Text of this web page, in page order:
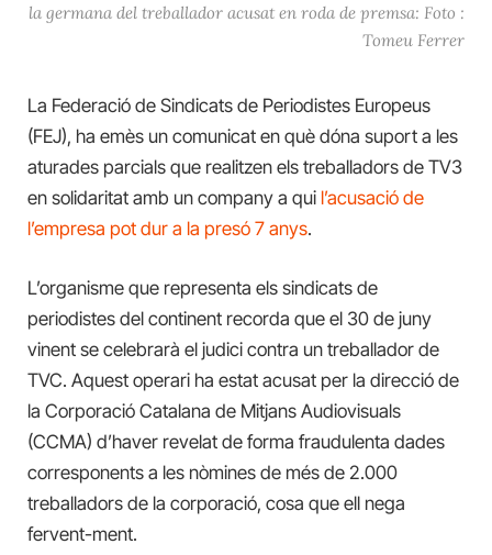
la germana del treballador acusat en roda de premsa: Foto :
Tomeu Ferrer
La Federació de Sindicats de Periodistes Europeus
(FEJ), ha emès un comunicat en què dóna suport a les
aturades parcials que realitzen els treballadors de TV3
en solidaritat amb un company a qui l’acusació de
l’empresa pot dur a la presó 7 anys.
L’organisme que representa els sindicats de
periodistes del continent recorda que el 30 de juny
vinent se celebrarà el judici contra un treballador de
TVC. Aquest operari ha estat acusat per la direcció de
la Corporació Catalana de Mitjans Audiovisuals
(CCMA) d’haver revelat de forma fraudulenta dades
corresponents a les nòmines de més de 2.000
treballadors de la corporació, cosa que ell nega
fervent-ment.